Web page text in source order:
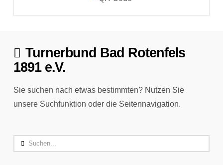
Turnerbund Bad Rotenfels
1891 e.V.
Sie suchen nach etwas bestimmten? Nutzen Sie
unsere Suchfunktion oder die Seitennavigation.
Search